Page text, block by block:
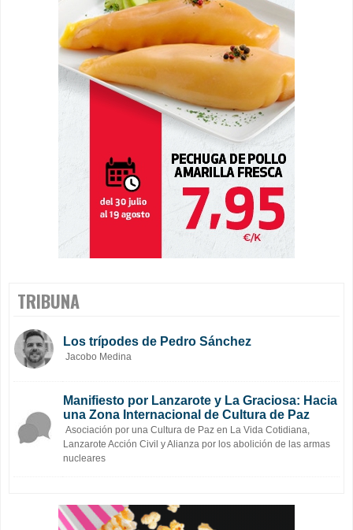
TRIBUNA
Los trípodes de Pedro Sánchez
Jacobo Medina
Manifiesto por Lanzarote y La Graciosa: Hacia
una Zona Internacional de Cultura de Paz
Asociación por una Cultura de Paz en La Vida Cotidiana,
Lanzarote Acción Civil y Alianza por los abolición de las armas
nucleares